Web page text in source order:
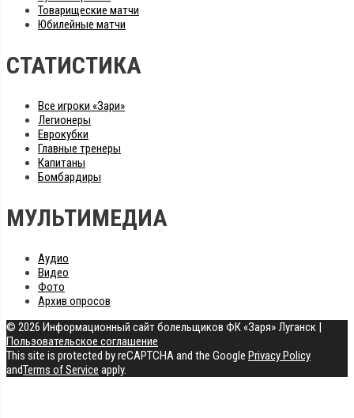
Товарищеские матчи
Юбилейные матчи
СТАТИСТИКА
Все игроки «Зари»
Легионеры
Еврокубки
Главные тренеры
Капитаны
Бомбардиры
МУЛЬТИМЕДИА
Аудио
Видео
Фото
Архив опросов
© 2026 Информационный сайт болельщиков ФК «Заря» Луганск |
Пользовательское соглашение
This site is protected by reCAPTCHA and the Google Privacy Policy
andTerms of Service apply.